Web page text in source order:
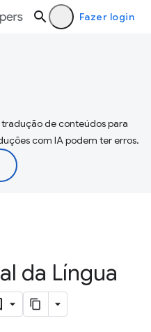
Fazer login
de conteúdos para
com IA podem ter erros.
da Língua